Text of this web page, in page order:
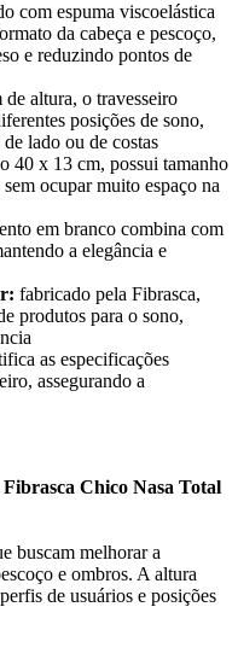
com espuma viscoelástica
da cabeça e pescoço,
e reduzindo pontos de
de altura, o travesseiro
posições de sono,
lado ou de costas
40 x 13 cm, possui tamanho
ocupar muito espaço na
em branco combina com
a elegância e
fabricado pela Fibrasca,
produtos para o sono,
as especificações
assegurando a
Chico Nasa Total
buscam melhorar a
e ombros. A altura
de usuários e posições